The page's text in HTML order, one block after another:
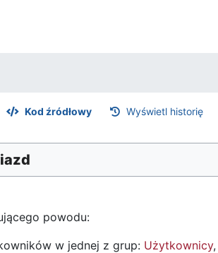
Kod źródłowy Wyświetl historię
powodu:
w jednej z grup: Użytkownicy,